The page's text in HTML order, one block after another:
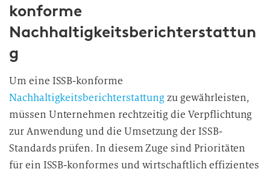
konforme
Nachhaltigkeitsberichterstattun
g
Um eine ISSB-konforme
Nachhaltigkeitsberichterstattungzu gewährleisten,
müssen Unternehmen rechtzeitig die Verpflichtung
zur Anwendung und die Umsetzung der ISSB-
Standards prüfen. In diesem Zuge sind Prioritäten
für ein ISSB-konformes und wirtschaftlich effizientes